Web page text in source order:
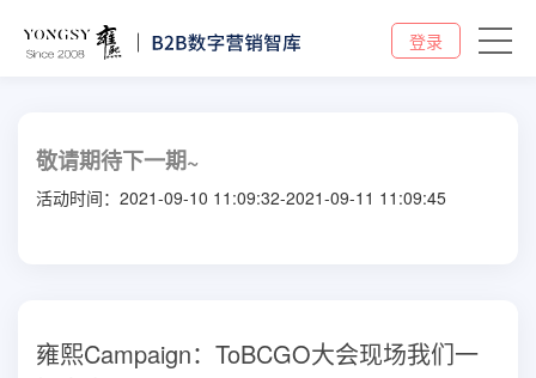
登录
敬请期待下一期~
活动时间：2021-09-10 11:09:32-2021-09-11 11:09:45
雍熙Campaign：ToBCGO大会现场我们一